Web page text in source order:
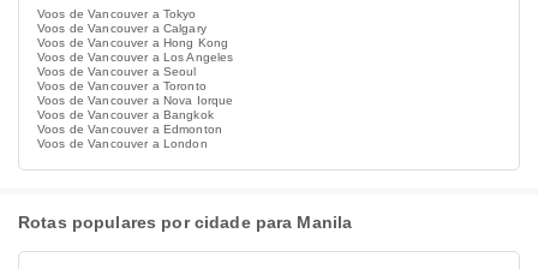
Voos de Vancouver a Tokyo
Voos de Vancouver a Calgary
Voos de Vancouver a Hong Kong
Voos de Vancouver a Los Angeles
Voos de Vancouver a Seoul
Voos de Vancouver a Toronto
Voos de Vancouver a Nova Iorque
Voos de Vancouver a Bangkok
Voos de Vancouver a Edmonton
Voos de Vancouver a London
Rotas populares por cidade para Manila